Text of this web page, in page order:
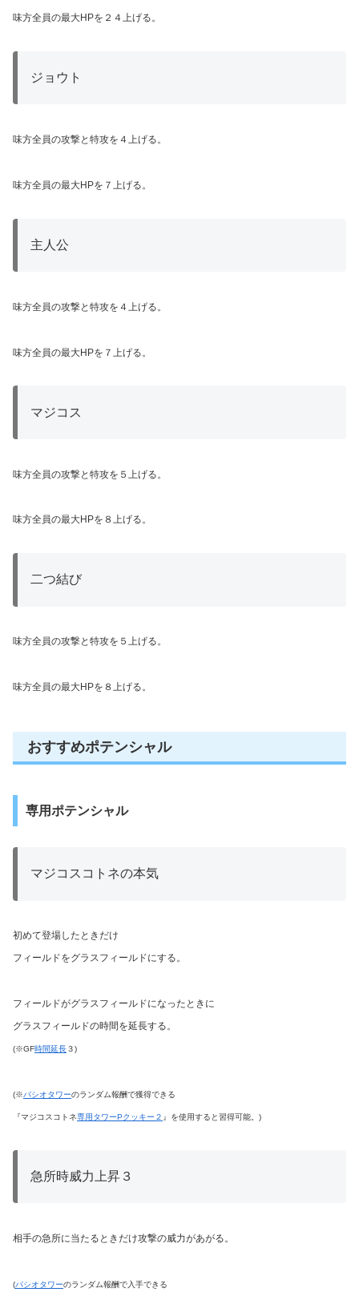
味方全員の最大HPを２４上げる。
ジョウト
味方全員の攻撃と特攻を４上げる。
味方全員の最大HPを７上げる。
主人公
味方全員の攻撃と特攻を４上げる。
味方全員の最大HPを７上げる。
マジコス
味方全員の攻撃と特攻を５上げる。
味方全員の最大HPを８上げる。
二つ結び
味方全員の攻撃と特攻を５上げる。
味方全員の最大HPを８上げる。
おすすめポテンシャル
専用ポテンシャル
マジコスコトネの本気
初めて登場したときだけ
フィールドをグラスフィールドにする。
フィールドがグラスフィールドになったときに
グラスフィールドの時間を延長する。
(※GF時間延長３)
(※パシオタワーのランダム報酬で獲得できる
『マジコスコトネ専用タワーPクッキー２ 』を使用すると習得可能。)
急所時威力上昇３
相手の急所に当たるときだけ攻撃の威力があがる。
(パシオタワーのランダム報酬で入手できる